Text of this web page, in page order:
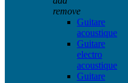
remove
Guitare
acoustique
Guitare
electro
acoustique
Guitare